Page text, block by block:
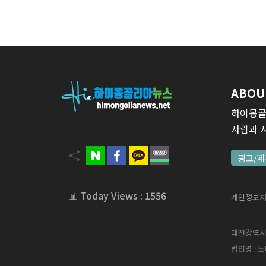
📊 Today Views : 1556
하이몽
사람과
광고/
개인정보
대전광역
법인명 :